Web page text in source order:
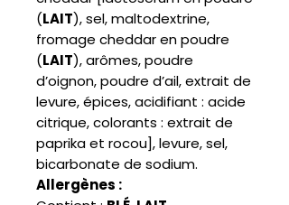
(LAIT), sel, maltodextrine,
fromage cheddar en poudre
(LAIT), arômes, poudre
d’oignon, poudre d’ail, extrait de
levure, épices, acidifiant : acide
citrique, colorants : extrait de
paprika et rocou], levure, sel,
bicarbonate de sodium.
Allergènes :